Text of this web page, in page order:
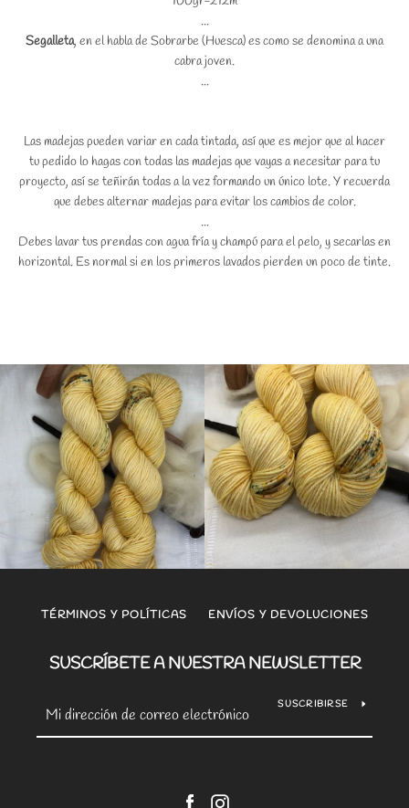
...
Segalleta, en el habla de Sobrarbe (Huesca) es como se denomina a una
cabra joven.
...
Las madejas pueden variar en cada tintada, así que es mejor que al hacer
tu pedido lo hagas con todas las madejas que vayas a necesitar para tu
proyecto, así se teñirán todas a la vez formando un único lote. Y recuerda
que debes alternar madejas para evitar los cambios de color.
...
Debes lavar tus prendas con agua fría y champú para el pelo, y secarlas en
horizontal. Es normal si en los primeros lavados pierden un poco de tinte.
TÉRMINOS Y POLÍTICAS ENVÍOS Y DEVOLUCIONES
SUSCRÍBETE A NUESTRA NEWSLETTER
SUSCRIBIRSE
FacebookInstagram